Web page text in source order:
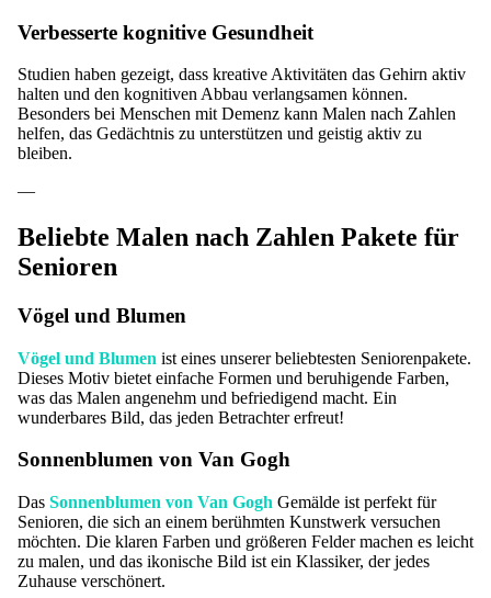
Verbesserte kognitive Gesundheit
Studien haben gezeigt, dass kreative Aktivitäten das Gehirn aktiv
halten und den kognitiven Abbau verlangsamen können.
Besonders bei Menschen mit Demenz kann Malen nach Zahlen
helfen, das Gedächtnis zu unterstützen und geistig aktiv zu
bleiben.
—
Beliebte Malen nach Zahlen Pakete für
Senioren
Vögel und Blumen
Vögel und Blumen ist eines unserer beliebtesten Seniorenpakete.
Dieses Motiv bietet einfache Formen und beruhigende Farben,
was das Malen angenehm und befriedigend macht. Ein
wunderbares Bild, das jeden Betrachter erfreut!
Sonnenblumen von Van Gogh
Das Sonnenblumen von Van Gogh Gemälde ist perfekt für
Senioren, die sich an einem berühmten Kunstwerk versuchen
möchten. Die klaren Farben und größeren Felder machen es leicht
zu malen, und das ikonische Bild ist ein Klassiker, der jedes
Zuhause verschönert.